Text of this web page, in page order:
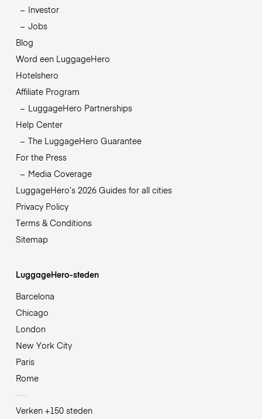
Investor
Jobs
Blog
Word een LuggageHero
Hotelshero
Affiliate Program
LuggageHero Partnerships
Help Center
The LuggageHero Guarantee
For the Press
Media Coverage
LuggageHero’s 2026 Guides for all cities
Privacy Policy
Terms & Conditions
Sitemap
LuggageHero-steden
Barcelona
Chicago
London
New York City
Paris
Rome
Verken +150 steden